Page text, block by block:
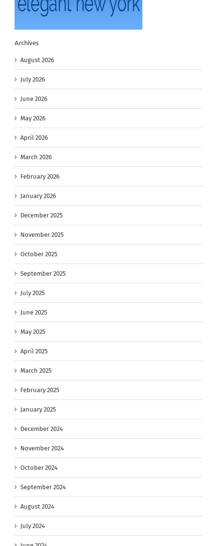
Archives
August 2026
July 2026
June 2026
May 2026
April 2026
March 2026
February 2026
January 2026
December 2025
November 2025
October 2025
September 2025
July 2025
June 2025
May 2025
April 2025
March 2025
February 2025
January 2025
December 2024
November 2024
October 2024
September 2024
August 2024
July 2024